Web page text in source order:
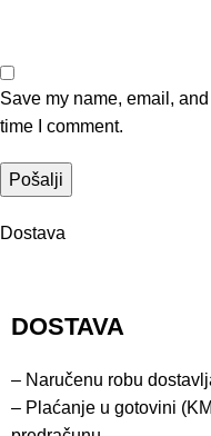
Save my name, email,
time I comment.
Dostava
DOSTAVA
– Naručenu robu
– Plaćanje u gotovini